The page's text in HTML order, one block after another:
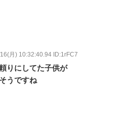
月) 10:32:40.94 ID:1rFC7
りにしてた子供が
うですね